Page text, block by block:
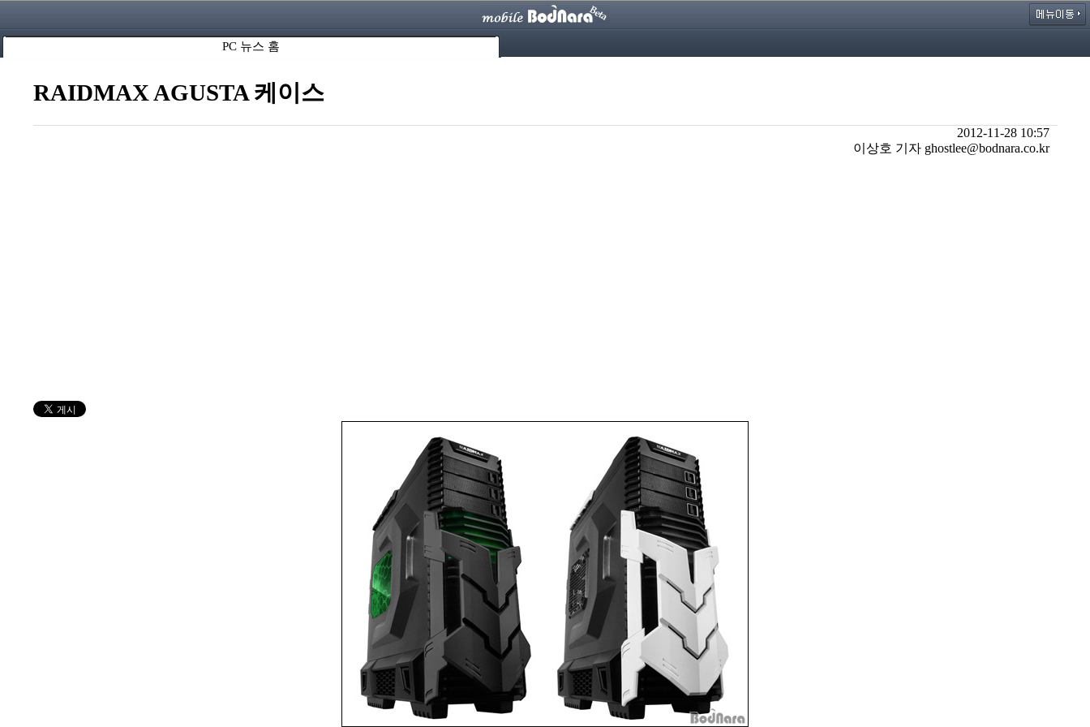
PC 뉴스 홈
RAIDMAX AGUSTA 케이스
2012-11-28 10:57
이상호 기자 ghostlee@bodnara.co.kr